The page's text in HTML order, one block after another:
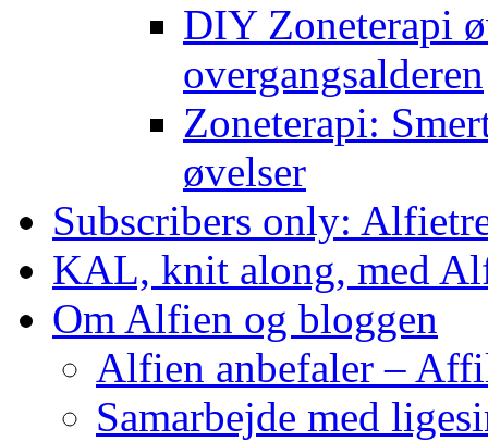
DIY Zoneterapi
overgangsalderen
Zoneterapi:
øvelser
Subscribers only:
KAL, knit along, med
Om Alfien og bloggen
Alfien anbefaler –
Samarbejde med